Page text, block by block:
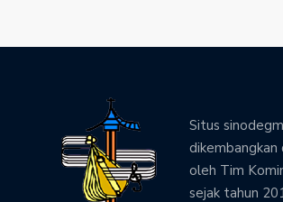
Situs
dikembangkan
oleh Tim
sejak tahun